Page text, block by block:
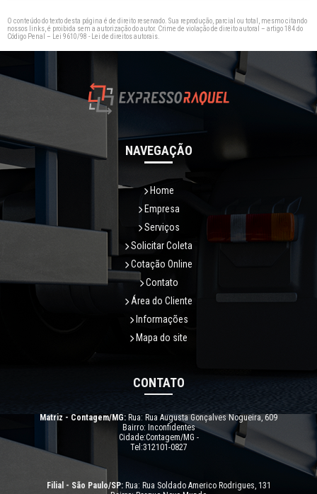
O conteúdo do texto desta página é de direito reservado. Sua reprodução, parcial ou total, mesmo citando
nossos links, é proibida sem a autorização do autor. Crime de violação de direito autoral – artigo 184 do
Código Penal – Lei 9610/98 - Lei de direitos autorais.
NAVEGAÇÃO
Home
Empresa
Serviços
Solicitar Coleta
Cotação Online
Contato
Área do Cliente
Informações
Mapa do site
CONTATO
Matriz - Contagem/MG: Rua: Rua Augusta Gonçalves Nogueira, 609
Bairro: Inconfidentes
Cidade:Contagem/MG -
Tel:312101-0827
Filial - São Paulo/SP: Rua: Rua Soldado Americo Rodrigues, 131